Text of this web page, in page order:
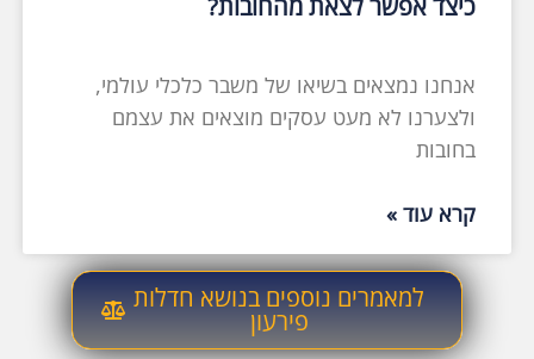
למאמרים נוספים בנושא חדלות
פירעון
כיצד אפשר לצאת מהחובות?
אנחנו נמצאים בשיאו של משבר כלכלי עולמי,
ולצערנו לא מעט עסקים מוצאים את עצמם
בחובות
קרא עוד »